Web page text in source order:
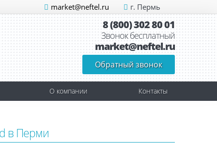
market@neftel.ru г. Пермь
8 (800) 302 80 01
Звонок бесплатный
market@neftel.ru
Обратный звонок
О компании Контакты
в Перми